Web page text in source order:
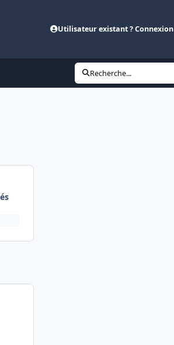
Utilisateur existant ? Connexion
Recherche...